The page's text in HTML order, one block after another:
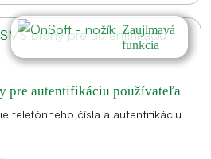
Zaujímavá
funkcia
pre autentifikáciu používateľa
telefónneho čísla a autentifikáciu